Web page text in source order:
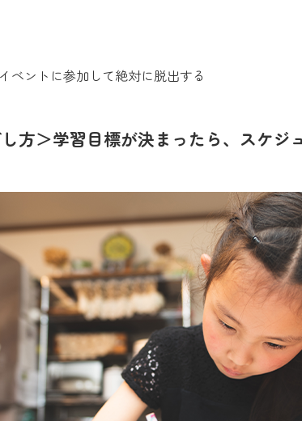
ベントに参加して絶対に脱出する
方＞学習目標が決まったら、スケジ